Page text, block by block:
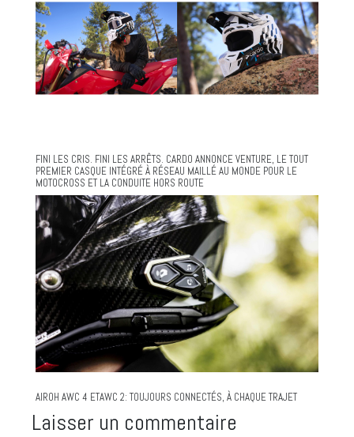
FINI LES CRIS. FINI LES ARRÊTS. CARDO ANNONCE VENTURE, LE TOUT
PREMIER CASQUE INTÉGRÉ À RÉSEAU MAILLÉ AU MONDE POUR LE
MOTOCROSS ET LA CONDUITE HORS ROUTE
AIROH AWC 4 ETAWC 2: TOUJOURS CONNECTÉS, À CHAQUE TRAJET
Laisser un commentaire